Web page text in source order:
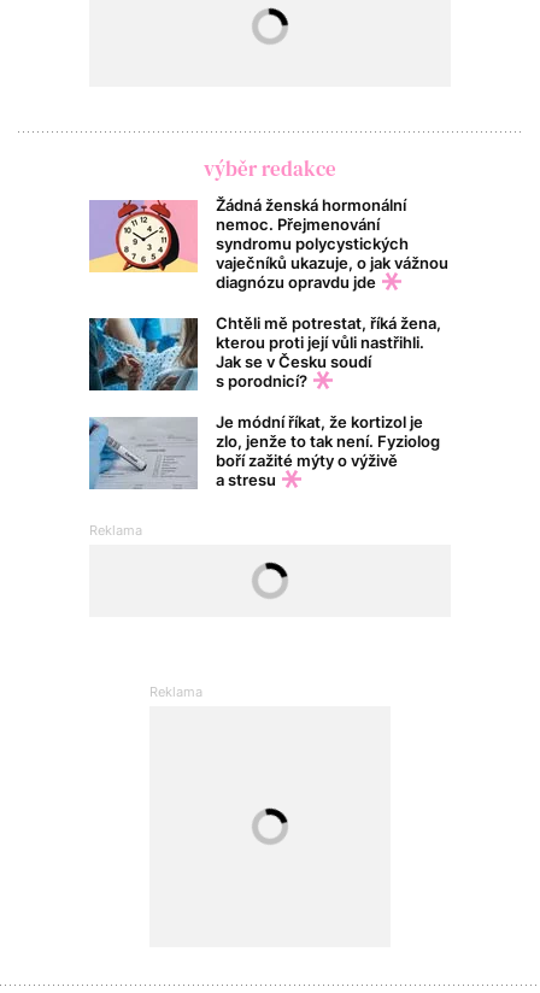
výběr redakce
Žádná ženská hormonální
nemoc. Přejmenování
syndromu polycystických
vaječníků ukazuje, o jak vážnou
diagnózu opravdu jde
Chtěli mě potrestat, říká žena,
kterou proti její vůli nastřihli.
Jak se v Česku soudí
s porodnicí?
Je módní říkat, že kortizol je
zlo, jenže to tak není. Fyziolog
boří zažité mýty o výživě
a stresu